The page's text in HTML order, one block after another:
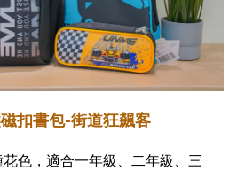
扣書包-街道狂飆客
色，適合一年級、二年級、三